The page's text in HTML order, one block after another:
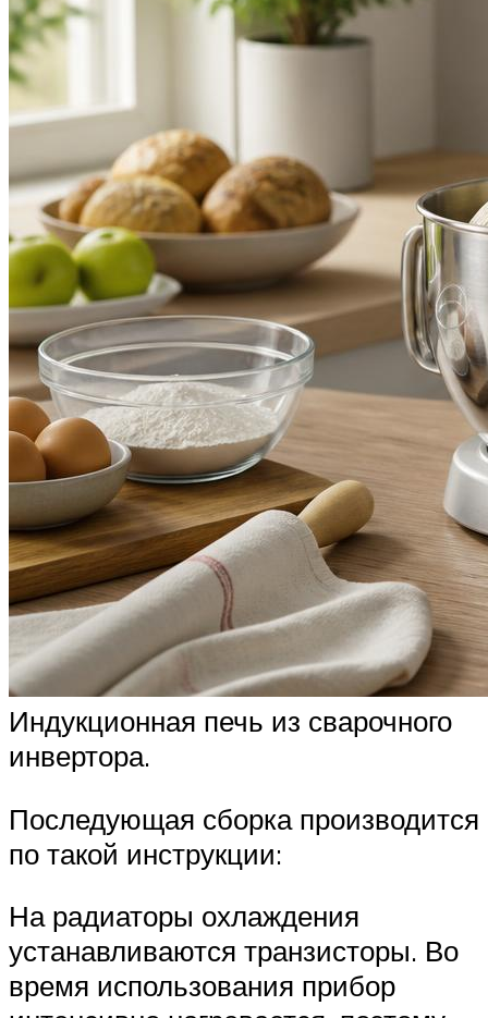
Индукционная печь из сварочного
инвертора.
Последующая сборка производится
по такой инструкции:
На радиаторы охлаждения
устанавливаются транзисторы. Во
время использования прибор